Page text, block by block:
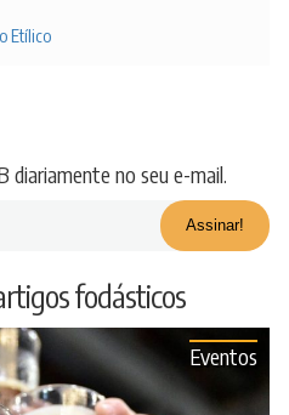
Etílico
diariamente no seu e-mail.
fodásticos
Eventos